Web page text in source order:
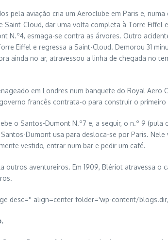
pela aviação cria um Aeroclube em Paris e,
Saint-Cloud, dar uma volta completa à Torre
N.º4, esmaga-se contra as árvores. Outro
Eiffel e regressa a Saint-Cloud. Demorou 31
ainda no ar, atravessou a linha de chegada no
em Londres num banquete do Royal Aero
francês contrata-o para construir o
o Santos-Dumont N.º7 e, a seguir, o n.º 9
Dumont usa para desloca-se por Paris.
vestido, entrar num bar e pedir um café.
outros aventureiros. Em 1909, Blériot atravessa o